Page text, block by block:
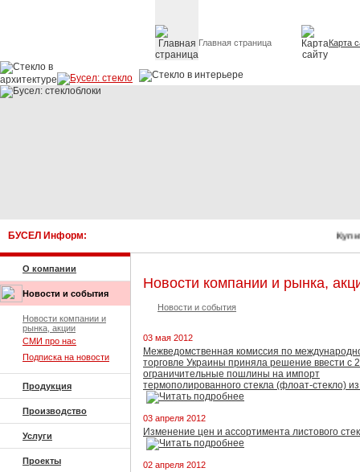
Главная страница Карта
БУСЕЛ Информ:
О компании
Новости и события
Новости компании и
рынка, акции
СМИ про нас
Подписка на новости
Продукция
Производство
Услуги
Проекты
Новости компании и рынка,
Новости и события
03 мая 2012
Межведомственная комиссия по
торговле Украины приняла решение ввести с
ограничительные пошлины на импорт
термополированного стекла (флоат-стекло)
03 апреля 2012
Изменение цен и ассортимента листового
02 апреля 2012